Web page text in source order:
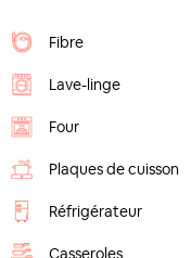
Fibre
Lave-linge
Four
Plaques de cuisson
Réfrigérateur
Casseroles